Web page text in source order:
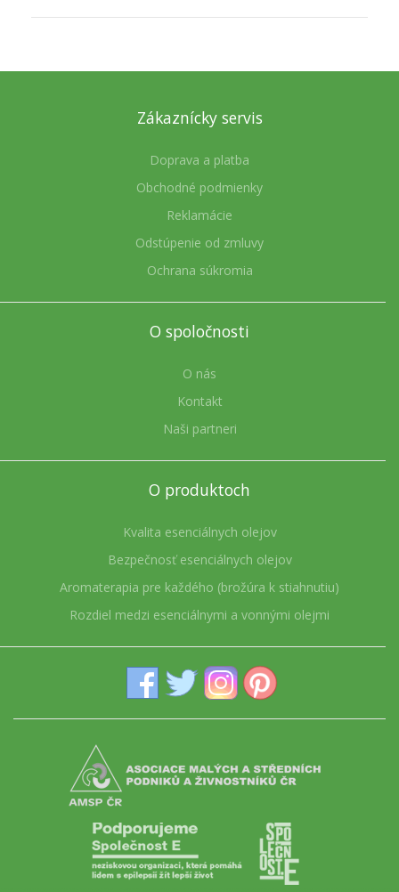
Zákaznícky servis
Doprava a platba
Obchodné podmienky
Reklamácie
Odstúpenie od zmluvy
Ochrana súkromia
O spoločnosti
O nás
Kontakt
Naši partneri
O produktoch
Kvalita esenciálnych olejov
Bezpečnosť esenciálnych olejov
Aromaterapia pre každého (brožúra k stiahnutiu)
Rozdiel medzi esenciálnymi a vonnými olejmi